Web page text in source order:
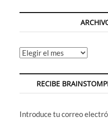
Archivos
RECIBE
Introduce tu correo